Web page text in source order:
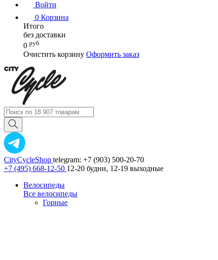
Войти
0 Корзина
Итого
без доставки
0 руб
Очистить корзину Оформить заказ
CityCycleShop telegram: +7 (903) 500-20-70
+7 (495) 668-12-50 12-20 будни, 12-19 выходные
Велосипеды
Все велосипеды
Горные